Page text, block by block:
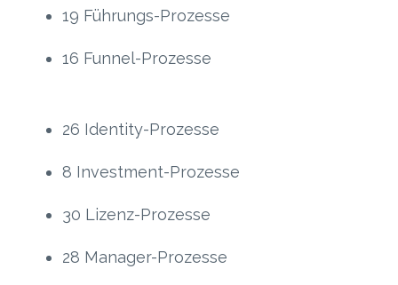
19 Führungs-Prozesse
16 Funnel-Prozesse
26 Identity-Prozesse
8 Investment-Prozesse
30 Lizenz-Prozesse
28 Manager-Prozesse